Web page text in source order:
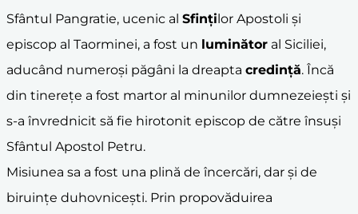
Sfântul Pangratie, ucenic al Sfinților Apostoli și
episcop al Taorminei, a fost un luminător al Siciliei,
aducând numeroși păgâni la dreapta credință. Încă
din tinerețe a fost martor al minunilor dumnezeiești și
s-a învrednicit să fie hirotonit episcop de către însuși
Sfântul Apostol Petru.
Misiunea sa a fost una plină de încercări, dar și de
biruințe duhovnicești. Prin propovăduirea